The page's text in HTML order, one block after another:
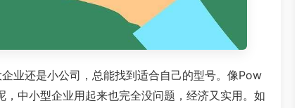
业还是小公司，总能找到适合自己的型号。像Pow
中小型企业用起来也完全没问题，经济又实用。如